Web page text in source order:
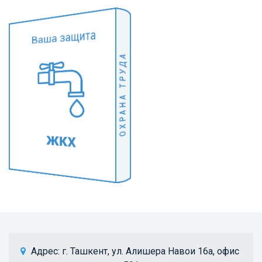
Адрес: г. Ташкент, ул. Алишера Навои 16а, офис